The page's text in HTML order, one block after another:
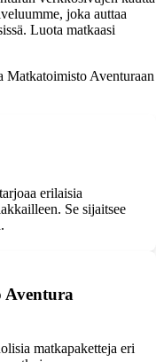
joka auttaa
Luota matkaasi
Matkatoimisto Aventuraan
erilaisia
Se sijaitsee
Aventura
matkapaketteja eri